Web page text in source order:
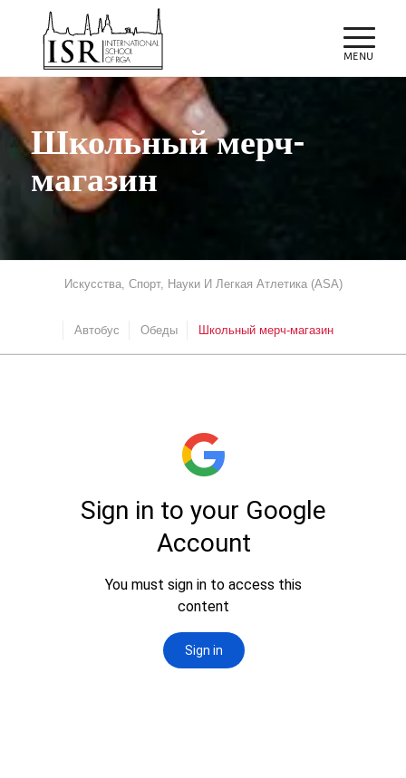
Школьный мерч-
магазин
Искусства, Спорт, Науки И Легкая Атлетика (ASA)
Автобус Обеды Школьный мерч-магазин